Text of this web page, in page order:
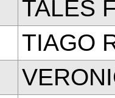
TALES
TIAGO